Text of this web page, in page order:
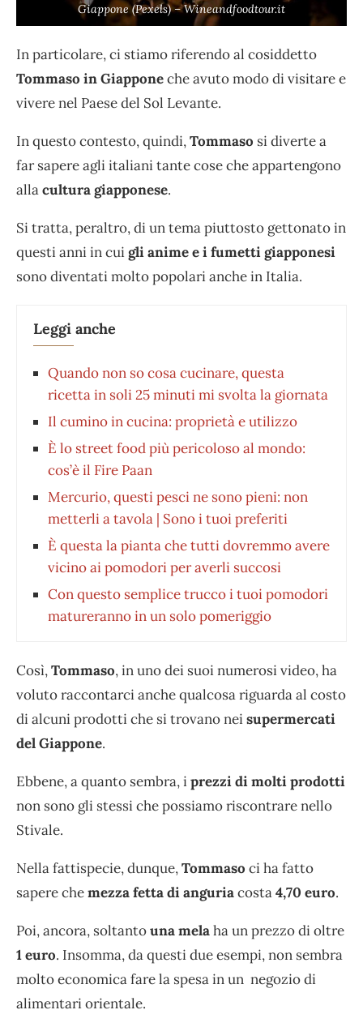
Giappone (Pexels) – Wineandfoodtour.it
In particolare, ci stiamo riferendo al cosiddetto
Tommaso in Giapponeche avuto modo di visitare e
vivere nel Paese del Sol Levante.
In questo contesto, quindi,Tommaso si diverte a
far sapere agli italiani tante cose che appartengono
allacultura giapponese.
Si tratta, peraltro, di un tema piuttosto gettonato in
questi anni in cuigli anime e i fumetti giapponesi
sono diventati molto popolari anche in Italia.
Leggi anche
Quando non so cosa cucinare, questa
ricetta in soli 25 minuti mi svolta la giornata
Il cumino in cucina: proprietà e utilizzo
È lo street food più pericoloso al mondo:
cos’è il Fire Paan
Mercurio, questi pesci ne sono pieni: non
metterli a tavola | Sono i tuoi preferiti
È questa la pianta che tutti dovremmo avere
vicino ai pomodori per averli succosi
Con questo semplice trucco i tuoi pomodori
matureranno in un solo pomeriggio
Così,Tommaso, in uno dei suoi numerosi video, ha
voluto raccontarci anche qualcosa riguarda al costo
di alcuni prodotti che si trovano neisupermercati
del Giappone.
Ebbene, a quanto sembra, iprezzi di molti prodotti
non sono gli stessi che possiamo riscontrare nello
Stivale.
Nella fattispecie, dunque,Tommaso ci ha fatto
sapere chemezza fetta di anguriacosta4,70 euro.
Poi, ancora, soltantouna melaha un prezzo di oltre
1 euro. Insomma, da questi due esempi, non sembra
molto economica fare la spesa in un negozio di
alimentari orientale.